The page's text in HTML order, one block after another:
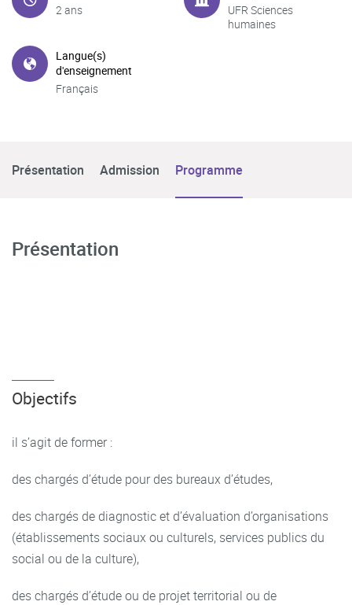
2 ans
UFR Sciences
humaines
Langue(s)
d'enseignement
Français
Présentation Admission Programme
Présentation
Objectifs
il s’agit de former :
des chargés d’étude pour des bureaux d’études,
des chargés de diagnostic et d’évaluation d’organisations
(établissements sociaux ou culturels, services publics du
social ou de la culture),
des chargés d’étude ou de projet territorial ou de